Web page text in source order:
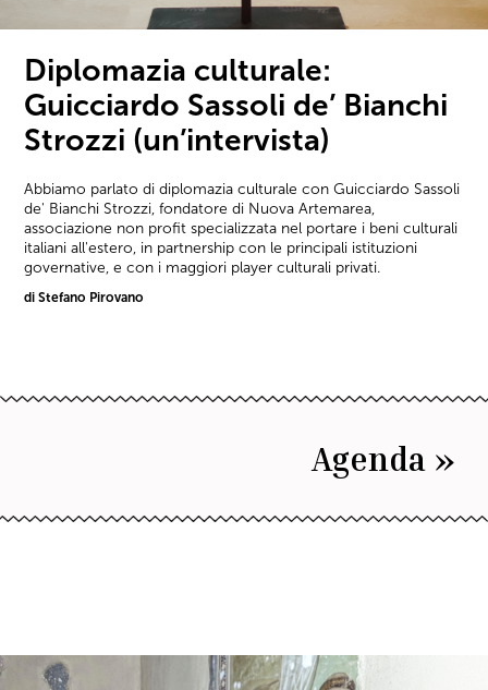
Diplomazia culturale:
Guicciardo Sassoli de’ Bianchi
Strozzi (un’intervista)
Abbiamo parlato di diplomazia culturale con Guicciardo Sassoli
de' Bianchi Strozzi, fondatore di Nuova Artemarea,
associazione non profit specializzata nel portare i beni culturali
italiani all'estero, in partnership con le principali istituzioni
governative, e con i maggiori player culturali privati.
di Stefano Pirovano
Agenda »